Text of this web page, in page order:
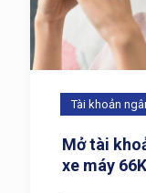
Tài khoản
Mở tài
xe máy 66K